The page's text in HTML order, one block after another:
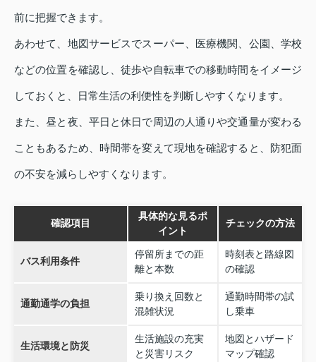
前に把握できます。
あわせて、地図サービスでスーパー、医療機関、公園、学校
などの位置を確認し、徒歩や自転車での移動時間をイメージ
しておくと、日常生活の利便性を判断しやすくなります。
また、昼と夜、平日と休日で周辺の人通りや交通量が変わる
こともあるため、時間帯を変えて現地を確認すると、防犯面
の不安を減らしやすくなります。
確認項目
具体的な見るポ
イント
チェックの方法
バス利用条件
停留所までの距
離と本数
時刻表と路線図
の確認
通勤通学の負担
乗り換え回数と
混雑状況
通勤時間帯の試
し乗車
生活環境と防災
生活施設の充実
と災害リスク
地図とハザード
マップ確認